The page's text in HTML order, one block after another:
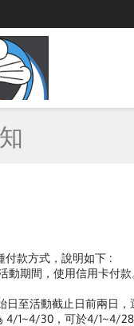
付款方式，說明如下 :
動期間，使用信用卡付款
日至活動截止日前兩日，
4/1~4/30，可於4/1~4/28